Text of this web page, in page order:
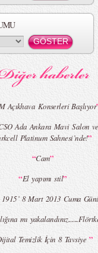
Yaz
MBFWI -
Koleksiyonu MBFWI - Burçe
Açıkhava Konserleri Başlıyor
Ada Ankara Mavi Salon
Platinum Sahnesi’nde!”
“Cam”
“El yapımı stil”
1915’ 8 Mart 2013 Cuma
mı
Temizlik İçin 8 Tavsiye ”